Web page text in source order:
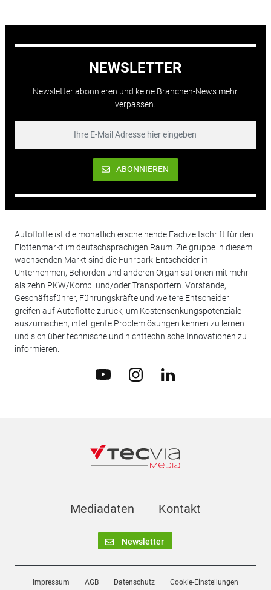
NEWSLETTER
Newsletter abonnieren und keine Branchen-News mehr
verpassen.
ABONNIEREN
Autoflotte ist die monatlich erscheinende Fachzeitschrift für den
Flottenmarkt im deutschsprachigen Raum. Zielgruppe in diesem
wachsenden Markt sind die Fuhrpark-Entscheider in
Unternehmen, Behörden und anderen Organisationen mit mehr
als zehn PKW/Kombi und/oder Transportern. Vorstände,
Geschäftsführer, Führungskräfte und weitere Entscheider
greifen auf Autoflotte zurück, um Kostensenkungspotenziale
auszumachen, intelligente Problemlösungen kennen zu lernen
und sich über technische und nichttechnische Innovationen zu
informieren.
Mediadaten Kontakt
Newsletter
Impressum AGB Datenschutz Cookie-Einstellungen